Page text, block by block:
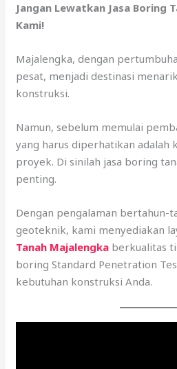
Jangan Lewatkan Jasa Boring
Kami!
Majalengka, dengan
pesat, menjadi destinasi
konstruksi.
Namun, sebelum memulai
yang harus diperhatikan adalah
proyek. Di sinilah jasa boring
penting.
Dengan pengalaman bertahun-
geoteknik, kami menyediakan
Tanah Majalengka berkualitas
boring Standard Penetration
kebutuhan konstruksi Anda.